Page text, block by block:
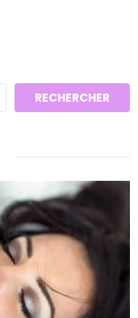
RECHERCHER